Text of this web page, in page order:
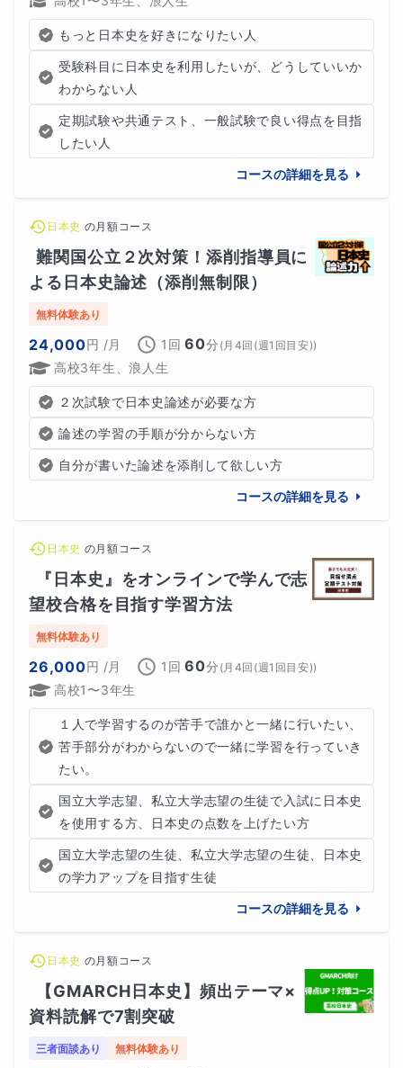
【復習時の注意】
①授業で論拠の解説をした個所を教科書などでチェック
してください。本文だけでなく図版の説明文、欄外なども
気を付けてみてください。
解答の論拠と考え方をもとに実戦問題を解いてくださ
さい。
③まとめたものと自分のサブノート、教科書などで再度
ていきましょう。
【過去の講座実績】
・Ａさん：より上位の大学進学を目指すために正誤問題の
攻略受講(８割前後は取れていました)、共通テスト本番で
でした。特に回答の論拠の出し方、正誤問題の作ら
た→結果、東京外国語大学前期課程で合格を勝ち取りまし
次は君の番です！正誤問題の正答率が上がらない方は、こ
の講座をぜひ受講してください。あなたの視点が大きく変
わります！
もっと日本史を好きになりたい人
受験科目に日本史を利用したいが、どうしていいか
わからない人
定期試験や共通テスト、一般試験で良い得点を目指
したい人
コースの詳細を見る
日本史 の月額コース
難関国公立２次対策！添削指導員に
よる日本史論述（添削無制限）
無料体験あり
24,000円 /月 1回 60分 (月4回(週1回目安))
高校3年生、浪人生
２次試験で日本史論述が必要な方
論述の学習の手順が分からない方
自分が書いた論述を添削して欲しい方
コースの詳細を見る
日本史 の月額コース
『日本史』をオンラインで学んで志
望校合格を目指す学習方法
無料体験あり
26,000円 /月 1回 60分 (月4回(週1回目安))
高校1〜3年生
１人で学習するのが苦手で誰かと一緒に行いたい、
苦手部分がわからないので一緒に学習を行っていき
たい。
国立大学志望、私立大学志望の生徒で入試に日本史
を使用する方、日本史の点数を上げたい方
国立大学志望の生徒、私立大学志望の生徒、日本史
の学力アップを目指す生徒
コースの詳細を見る
日本史 の月額コース
【GMARCH日本史】頻出テーマ×
資料読解で7割突破
三者面談あり 無料体験あり